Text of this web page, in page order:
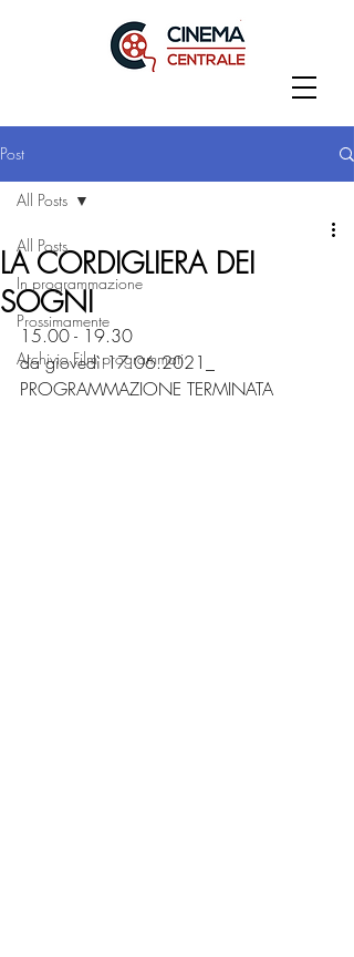
Post
All Posts
In programmazione
Prossimamente
Archivio Film programmati
All Posts
LA CORDIGLIERA DEI
SOGNI
15.00 - 19.30
da giovedì 17.06.2021_
PROGRAMMAZIONE TERMINATA